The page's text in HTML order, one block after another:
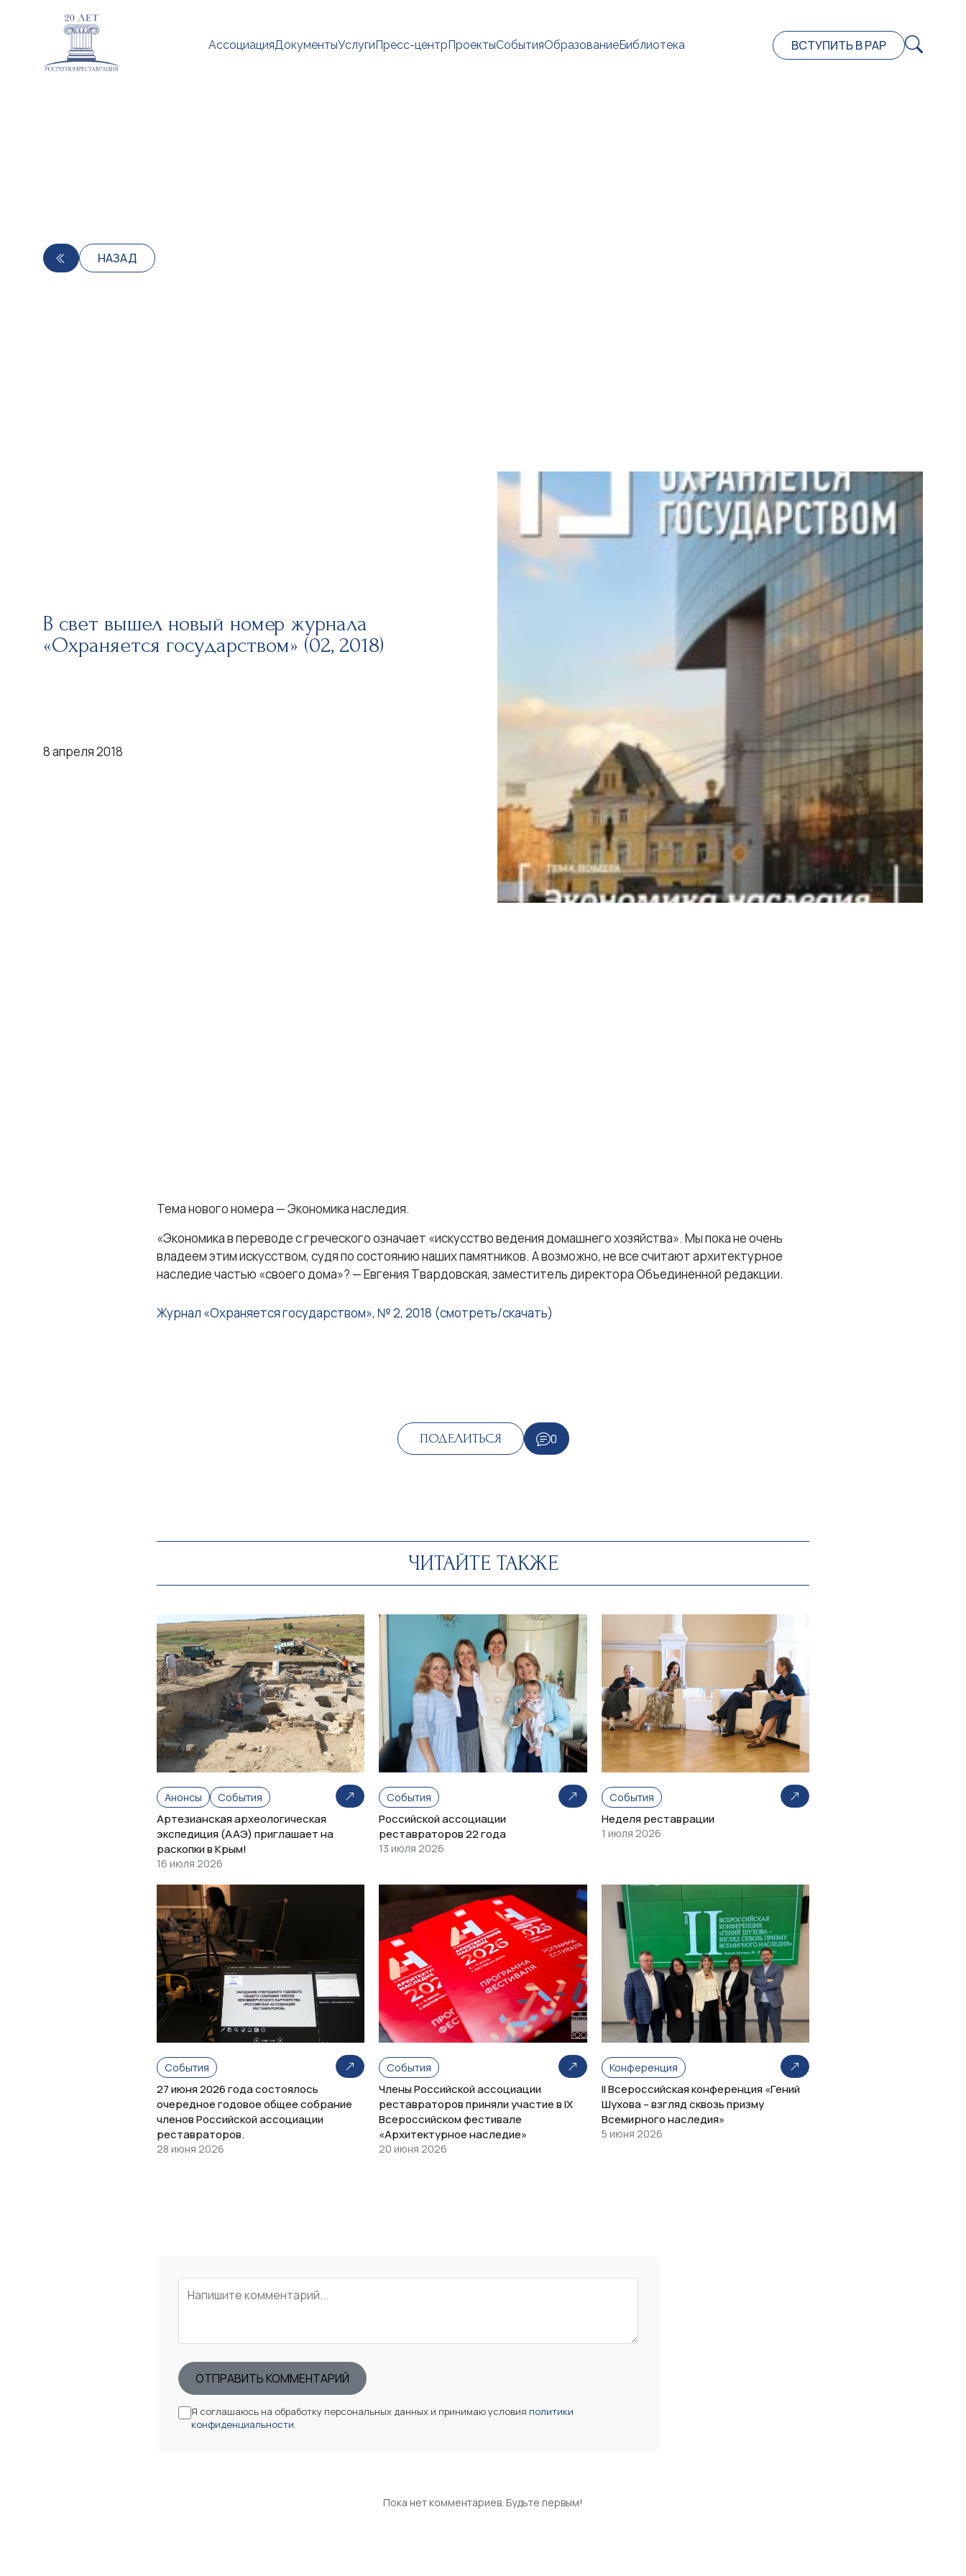
АссоциацияДокументыУслугиПресс-центрПроектыСобытияОбразованиеБиблиотека ВСТУПИТЬ В РАР
НАЗАД
В свет вышел новый номер журнала
«Охраняется государством» (02, 2018)
8 апреля 2018
Тема нового номера — Экономика наследия.
«Экономика в переводе с греческого означает «искусство ведения домашнего хозяйства». Мы пока не очень
владеем этим искусством, судя по состоянию наших памятников. А возможно, не все считают архитектурное
наследие частью «своего дома»? — Евгения Твардовская, заместитель директора Объединенной редакции.
Журнал «Охраняется государством», № 2, 2018 (смотреть/скачать)
ПОДЕЛИТЬСЯ 0
ЧИТАЙТЕ ТАКЖЕ
Анонсы События
Артезианская археологическая
экспедиция (ААЭ) приглашает на
раскопки в Крым!
16 июля 2026
События
Российской ассоциации
реставраторов 22 года
13 июля 2026
События
Неделя реставрации
1 июля 2026
События
27 июня 2026 года состоялось
очередное годовое общее собрание
членов Российской ассоциации
реставраторов.
28 июня 2026
События
Члены Российской ассоциации
реставраторов приняли участие в IX
Всероссийском фестивале
«Архитектурное наследие»
20 июня 2026
Конференция
II Всероссийская конференция «Гений
Шухова – взгляд сквозь призму
Всемирного наследия»
5 июня 2026
ОТПРАВИТЬ КОММЕНТАРИЙ
Я соглашаюсь на обработку персональных данных и принимаю условия политики
конфиденциальности.
Пока нет комментариев. Будьте первым!